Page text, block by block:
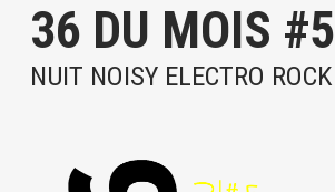
36 DU MOIS #5
NUIT NOISY ELECTRO ROCK